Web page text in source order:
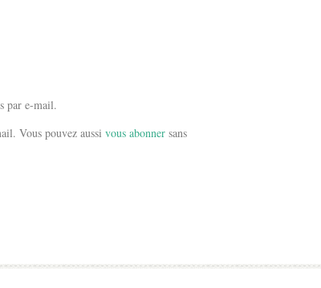
par e-mail.
Vous pouvez aussi vous abonner sans